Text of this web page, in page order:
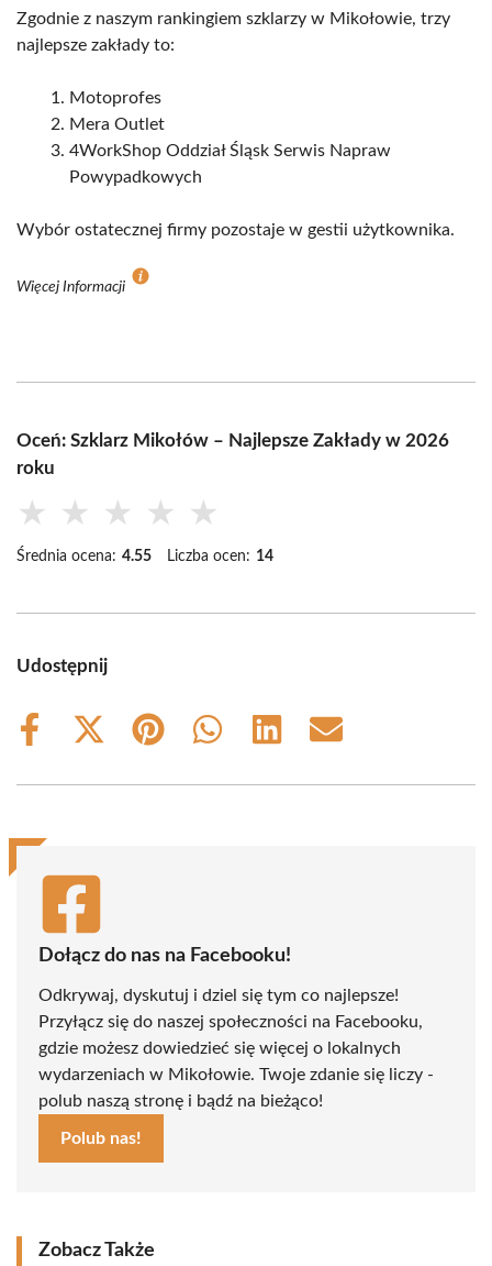
Zgodnie z naszym rankingiem szklarzy w Mikołowie, trzy
najlepsze zakłady to:
Motoprofes
Mera Outlet
4WorkShop Oddział Śląsk Serwis Napraw
Powypadkowych
Wybór ostatecznej firmy pozostaje w gestii użytkownika.
Więcej Informacji
Oceń: Szklarz Mikołów – Najlepsze Zakłady w 2026
roku
★ ★ ★ ★ ★
Średnia ocena: 4.55 Liczba ocen: 14
Udostępnij
Share
Share
(Twitter)
Share
Share
Share
Share
Dołącz do nas na Facebooku!
Odkrywaj, dyskutuj i dziel się tym co najlepsze!
Przyłącz się do naszej społeczności na Facebooku,
gdzie możesz dowiedzieć się więcej o lokalnych
wydarzeniach w Mikołowie. Twoje zdanie się liczy -
polub naszą stronę i bądź na bieżąco!
Polub nas!
Zobacz Także